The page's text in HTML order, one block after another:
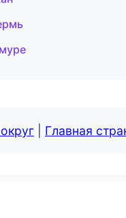
Главная